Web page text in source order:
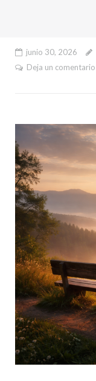
junio 30, 2026
Deja un comentario